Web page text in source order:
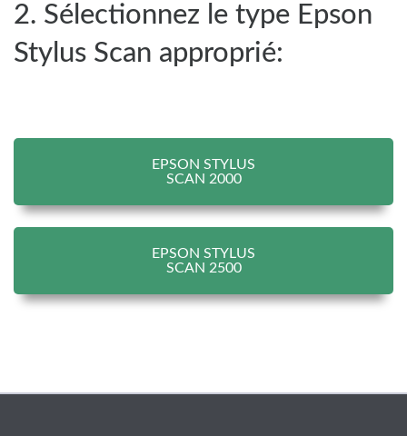
2. Sélectionnez le type Epson
Stylus Scan approprié:
EPSON STYLUS
SCAN 2000
EPSON STYLUS
SCAN 2500